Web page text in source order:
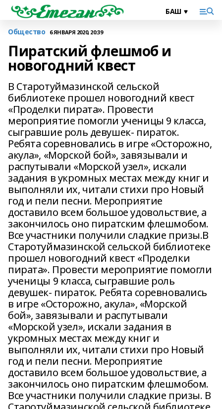
Общество 6 ЯНВАРЯ 2020, 20:39
Пиратский флешмоб и
новогодний квест
В Старотуймазинской сельской
библиотеке прошел новогодний квест
«Проделки пирата». Провести
мероприятие помогли ученицы 9 класса,
сыгравшие роль девушек- пираток.
Ребята соревновались в игре «Осторожно,
акула», «Морской бой», завязывали и
распутывали «Морской узел», искали
задания в укромных местах между книг и
выполняли их, читали стихи про Новый
год и пели песни. Мероприятие
доставило всем большое удовольствие, а
закончилось оно пиратским флешмобом.
Все участники получили сладкие призы.В
Старотуймазинской сельской библиотеке
прошел новогодний квест «Проделки
пирата». Провести мероприятие помогли
ученицы 9 класса, сыгравшие роль
девушек- пираток. Ребята соревновались
в игре «Осторожно, акула», «Морской
бой», завязывали и распутывали
«Морской узел», искали задания в
укромных местах между книг и
выполняли их, читали стихи про Новый
год и пели песни. Мероприятие
доставило всем большое удовольствие, а
закончилось оно пиратским флешмобом.
Все участники получили сладкие призы. В